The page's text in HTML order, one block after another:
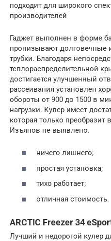
подходит для широкого
производителей
Гаджет выполнен в форме
пронизывают долговечные
трубки. Благодаря
теплораспределительной
достигается улучшенный
рассеивания установлен
обороты от 900 до 1500 в
нагрузки. Кулер имеет
которая только преобразит
Изъянов не выявлено.
ничего лишнего;
простая установка;
тихо работает;
отличная стоимость.
ARCTIC Freezer 34
Лучший и недорогой кулер